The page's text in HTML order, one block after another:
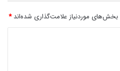
بخش‌های موردنیاز علامت‌گذاری شده‌اند*